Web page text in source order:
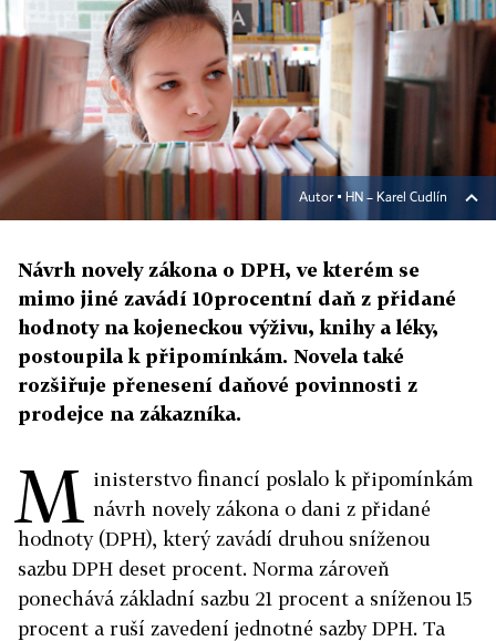
Autor ▪ HN – Karel Cudlín
Návrh novely zákona o DPH, ve kterém se
mimo jiné zavádí 10procentní daň z přidané
hodnoty na kojeneckou výživu, knihy a léky,
postoupila k připomínkám. Novela také
rozšiřuje přenesení daňové povinnosti z
prodejce na zákazníka.
M inisterstvo financí poslalo k připomínkám
návrh novely zákona o dani z přidané
hodnoty (DPH), který zavádí druhou sníženou
sazbu DPH deset procent. Norma zároveň
ponechává základní sazbu 21 procent a sníženou 15
procent a ruší zavedení jednotné sazby DPH. Ta